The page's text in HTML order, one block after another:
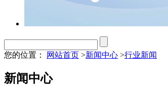
您的位置： 网站首页 >新闻中心 >行业新闻
新闻中心